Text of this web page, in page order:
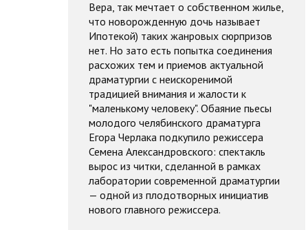
Вера, так мечтает о собственном жилье,
что новорожденную дочь называет
Ипотекой) таких жанровых сюрпризов
нет. Но зато есть попытка соединения
расхожих тем и приемов актуальной
драматургии с неискоренимой
традицией внимания и жалости к
"маленькому человеку". Обаяние пьесы
молодого челябинского драматурга
Егора Черлака подкупило режиссера
Семена Александровского: спектакль
вырос из читки, сделанной в рамках
лаборатории современной драматургии
— одной из плодотворных инициатив
нового главного режиссера.